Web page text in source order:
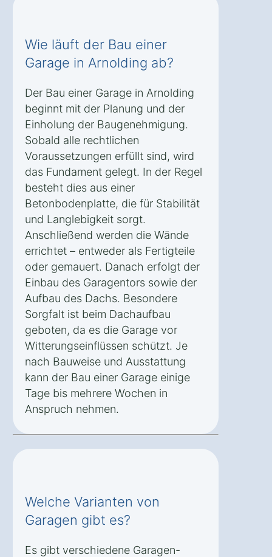
Wie läuft der Bau einer
Garage in Arnolding ab?
Der Bau einer Garage in Arnolding
beginnt mit der Planung und der
Einholung der Baugenehmigung.
Sobald alle rechtlichen
Voraussetzungen erfüllt sind, wird
das Fundament gelegt. In der Regel
besteht dies aus einer
Betonbodenplatte, die für Stabilität
und Langlebigkeit sorgt.
Anschließend werden die Wände
errichtet – entweder als Fertigteile
oder gemauert. Danach erfolgt der
Einbau des Garagentors sowie der
Aufbau des Dachs. Besondere
Sorgfalt ist beim Dachaufbau
geboten, da es die Garage vor
Witterungseinflüssen schützt. Je
nach Bauweise und Ausstattung
kann der Bau einer Garage einige
Tage bis mehrere Wochen in
Anspruch nehmen.
Welche Varianten von
Garagen gibt es?
Es gibt verschiedene Garagen-